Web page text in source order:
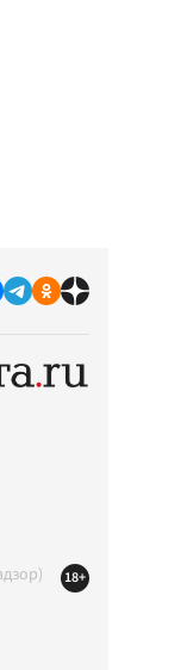
18+